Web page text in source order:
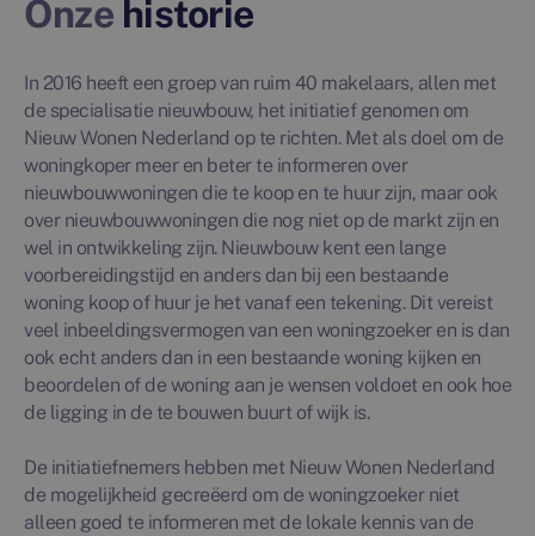
Onze historie
In 2016 heeft een groep van ruim 40 makelaars, allen met
de specialisatie nieuwbouw, het initiatief genomen om
Nieuw Wonen Nederland op te richten. Met als doel om de
woningkoper meer en beter te informeren over
nieuwbouwwoningen die te koop en te huur zijn, maar ook
over nieuwbouwwoningen die nog niet op de markt zijn en
wel in ontwikkeling zijn. Nieuwbouw kent een lange
voorbereidingstijd en anders dan bij een bestaande
woning koop of huur je het vanaf een tekening. Dit vereist
veel inbeeldingsvermogen van een woningzoeker en is dan
ook echt anders dan in een bestaande woning kijken en
beoordelen of de woning aan je wensen voldoet en ook hoe
de ligging in de te bouwen buurt of wijk is.
De initiatiefnemers hebben met Nieuw Wonen Nederland
de mogelijkheid gecreëerd om de woningzoeker niet
alleen goed te informeren met de lokale kennis van de